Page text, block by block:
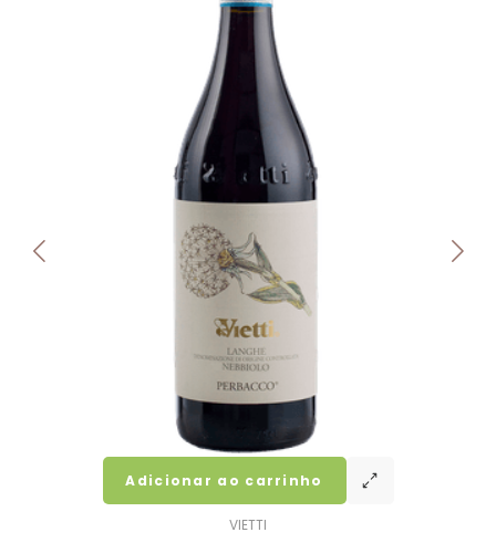
VIETTI
Adicionar ao carrinho